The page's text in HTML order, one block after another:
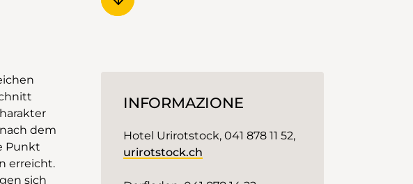
INFORMAZIONE
Hotel Urirotstock, 041 878 11 52,
urirotstock.ch